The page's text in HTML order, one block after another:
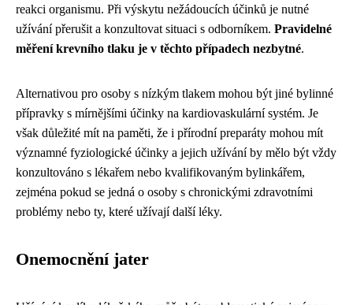
reakci organismu. Při výskytu nežádoucích účinků je nutné
užívání přerušit a konzultovat situaci s odborníkem. Pravidelné
měření krevního tlaku je v těchto případech nezbytné.
Alternativou pro osoby s nízkým tlakem mohou být jiné bylinné
přípravky s mírnějšími účinky na kardiovaskulární systém. Je
však důležité mít na paměti, že i přírodní preparáty mohou mít
významné fyziologické účinky a jejich užívání by mělo být vždy
konzultováno s lékařem nebo kvalifikovaným bylinkářem,
zejména pokud se jedná o osoby s chronickými zdravotními
problémy nebo ty, které užívají další léky.
Onemocnění jater